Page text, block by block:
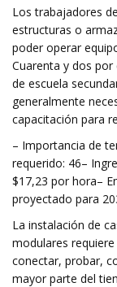
Los trabajadores
estructuras o
poder operar
Cuarenta y dos
de escuela
generalmente
capacitación para
– Importancia de
requerido: 46–
$17,23 por hora–
proyectado para
La instalación de
modulares
conectar, probar,
mayor parte del